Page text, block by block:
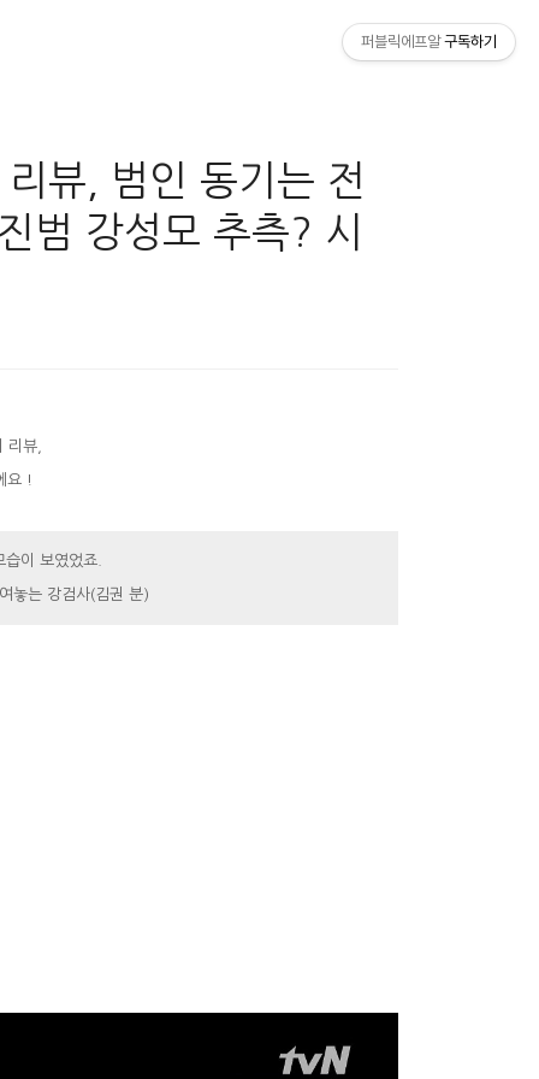
뷰, 범인 동기는 전
범 강성모 추측? 시
리뷰,
요 !
이 보였었죠.
놓는 강검사(김권 분)
퍼블릭에프알 구독하기